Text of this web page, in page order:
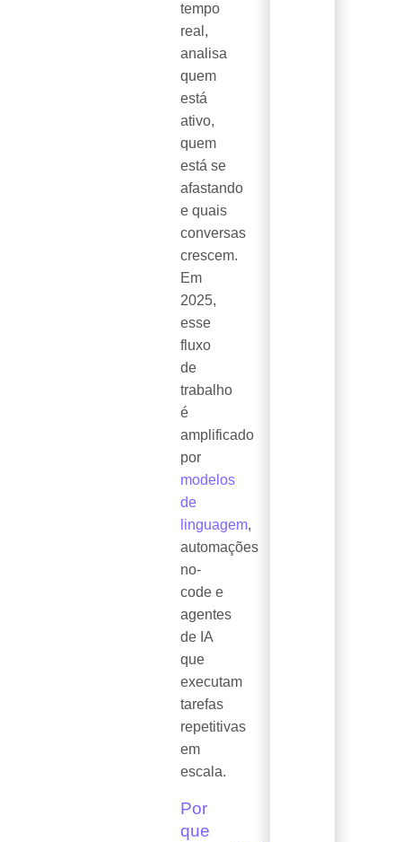
tempo
real,
analisa
quem
está
ativo,
quem
está se
afastando
e quais
conversas
crescem.
Em
2025,
esse
fluxo
de
trabalho
é
amplificado
por
modelos
de
linguagem,
automações
no-
code e
agentes
de IA
que
executam
tarefas
repetitivas
em
escala.
Por
que